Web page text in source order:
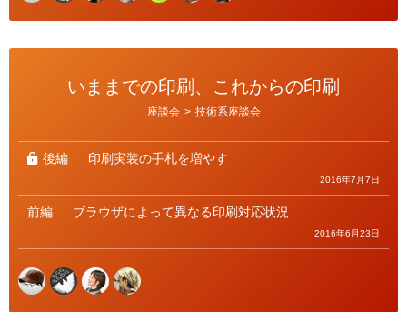
いままでの印刷、これからの印刷
リ
ー
座談会 > 技術系座談会
後編 印刷実装の手札を増やす
2016年7月7日
前編 ブラウザによって異なる印刷対応状況
2016年6月23日